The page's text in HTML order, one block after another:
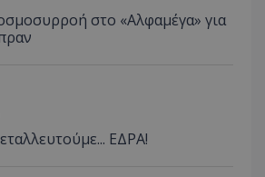
στο «Αλφαμέγα» για
ΕΔΡΑ!